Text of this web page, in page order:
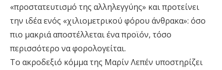
«προστατευτισμό της αλληλεγγύης» και προτείνει
την ιδέα ενός «χιλιομετρικού φόρου άνθρακα»: όσο
πιο μακριά αποστέλλεται ένα προϊόν, τόσο
περισσότερο να φορολογείται.
Το ακροδεξιό κόμμα της Μαρίν Λεπέν υποστηρίζει